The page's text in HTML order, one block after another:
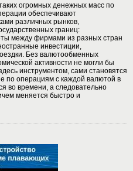
огромных денежных масс по
обеспечивают
различных рынков,
границ:
между фирмами из разных стран
инвестиции,
Без валютообменных
активности не могли бы
инструментом, сами становятся
по операциям с каждой валютой в
во времени, а следовательно
меняется быстро и